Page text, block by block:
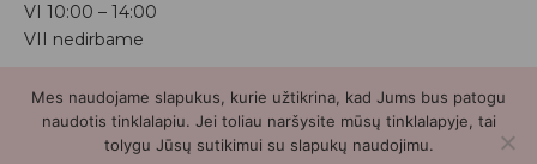
VI 10:00 – 14:00
VII nedirbame
Bunnytail.lt| Copyright 2026 | Svetainė sukurtaMyra.lt
Mes naudojame slapukus, kurie užtikrina, kad Jums bus patogu
naudotis tinklalapiu. Jei toliau naršysite mūsų tinklalapyje, tai
tolygu Jūsų sutikimui su slapukų naudojimu.